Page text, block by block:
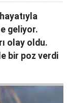
geliyor.
olay oldu.
bir poz verdi